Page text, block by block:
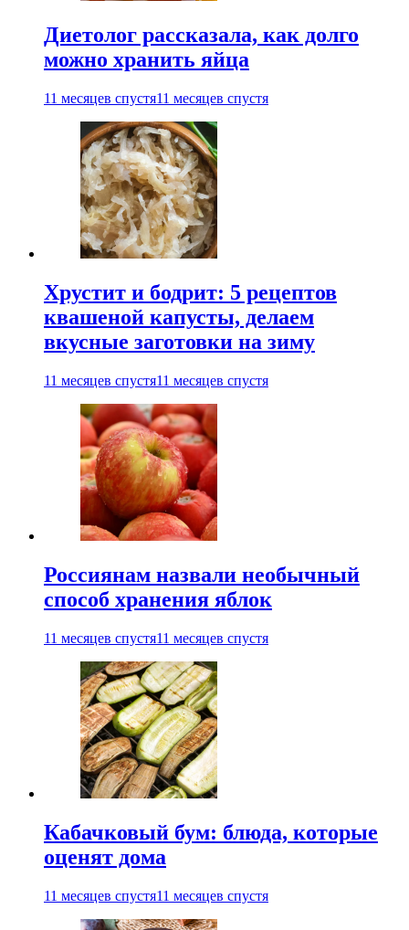
Диетолог рассказала, как долго
можно хранить яйца
11 месяцев спустя11 месяцев спустя
Хрустит и бодрит: 5 рецептов
квашеной капусты, делаем
вкусные заготовки на зиму
11 месяцев спустя11 месяцев спустя
Россиянам назвали необычный
способ хранения яблок
11 месяцев спустя11 месяцев спустя
Кабачковый бум: блюда, которые
оценят дома
11 месяцев спустя11 месяцев спустя